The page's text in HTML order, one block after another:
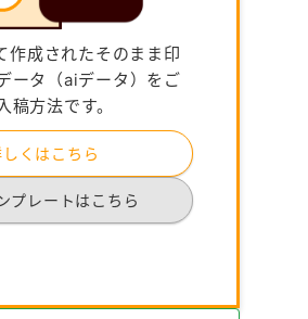
成されたそのまま印
ータ（aiデータ）をご
稿方法です。
くはこちら
プレートはこちら